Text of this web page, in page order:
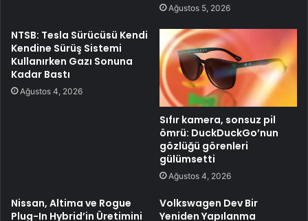
Ağustos 5, 2026
NTSB: Tesla Sürücüsü Kendi
Kendine Sürüş Sistemi
Kullanırken Gazı Sonuna
Kadar Bastı
Ağustos 4, 2026
Sıfır kamera, sonsuz pil
ömrü: DuckDuckGo’nun
gözlüğü görenleri
gülümsetti
Ağustos 4, 2026
Nissan, Altima ve Rogue
Plug-In Hybrid’in Üretimini
Volkswagen Dev Bir
Yeniden Yapılanma